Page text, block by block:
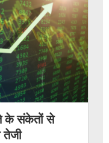
के संकेतों से
तेजी